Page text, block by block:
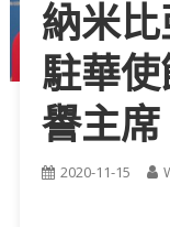
納米
駐華
譽主
2020-11-15